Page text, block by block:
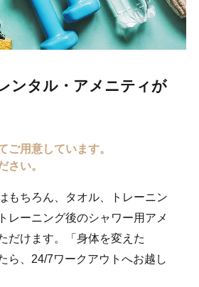
ンタル・アメニティが
ご用意しています。
さい。
もちろん、タオル、トレーニン
レーニング後のシャワー用アメ
だけます。「身体を変えた
ら、24/7ワークアウトへお越し